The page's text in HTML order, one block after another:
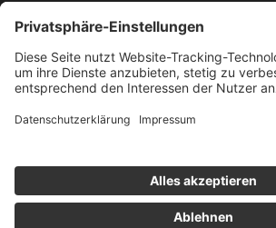
Konzerte
AGB
Impressum